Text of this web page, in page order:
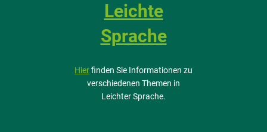
Leichte
Sprache
Hierfinden Sie Informationen zu
verschiedenen Themen in
Leichter Sprache.